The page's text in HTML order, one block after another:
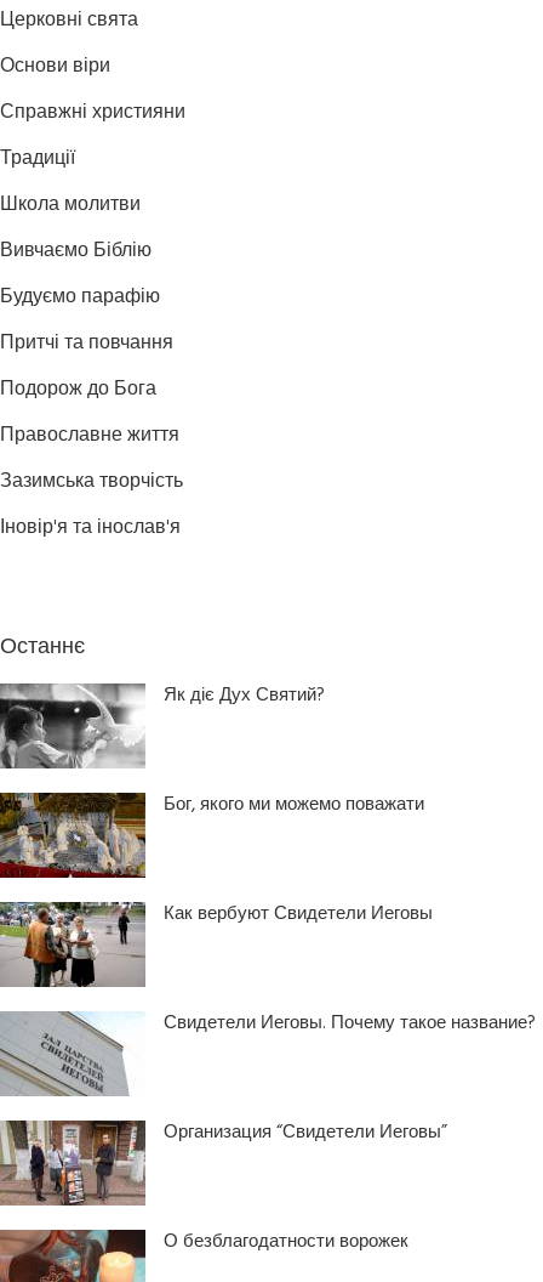
Церковні свята
Основи віри
Справжні християни
Традиції
Школа молитви
Вивчаємо Біблію
Будуємо парафію
Притчі та повчання
Подорож до Бога
Православне життя
Зазимська творчість
Іновір'я та інослав'я
Останнє
Як діє Дух Святий?
Бог, якого ми можемо поважати
Как вербуют Свидетели Иеговы
Свидетели Иеговы. Почему такое название?
Организация “Свидетели Иеговы”
О безблагодатности ворожек